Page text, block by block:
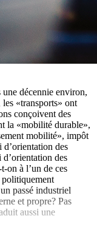
décennie environ,
«transports» ont
conçoivent des
la «mobilité durable»,
mobilité», impôt
d’orientation des
des
on à l’un de ces
politiquement
passé industriel
et propre? Pas
aussi une